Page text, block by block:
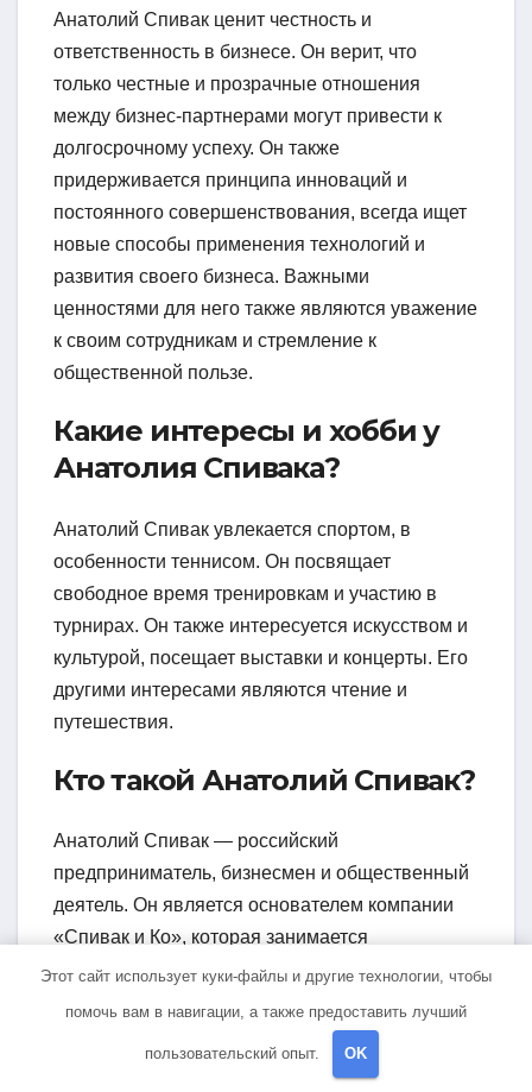
Анатолий Спивак ценит честность и
ответственность в бизнесе. Он верит, что
только честные и прозрачные отношения
между бизнес-партнерами могут привести к
долгосрочному успеху. Он также
придерживается принципа инноваций и
постоянного совершенствования, всегда ищет
новые способы применения технологий и
развития своего бизнеса. Важными
ценностями для него также являются уважение
к своим сотрудникам и стремление к
общественной пользе.
Какие интересы и хобби у
Анатолия Спивака?
Анатолий Спивак увлекается спортом, в
особенности теннисом. Он посвящает
свободное время тренировкам и участию в
турнирах. Он также интересуется искусством и
культурой, посещает выставки и концерты. Его
другими интересами являются чтение и
путешествия.
Кто такой Анатолий Спивак?
Анатолий Спивак — российский
предприниматель, бизнесмен и общественный
деятель. Он является основателем компании
«Спивак и Ко», которая занимается
инвестициями и управлением активами. Также
общественной жизни и благотворительности.
Этот сайт использует куки-файлы и другие технологии, чтобы
помочь вам в навигации, а также предоставить лучший
пользовательский опыт. OK